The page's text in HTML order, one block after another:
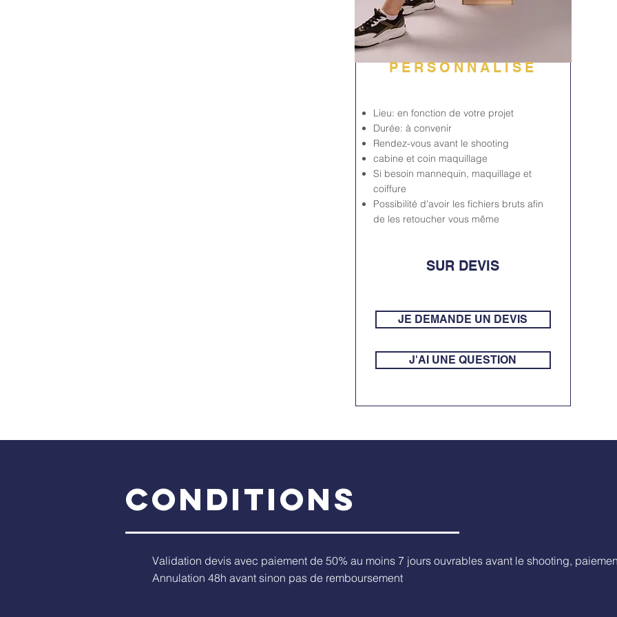
PERSONNALISE
Lieu: en fonction de votre projet
Durée: à convenir
Rendez-vous avant le shooting
cabine et coin maquillage
Si besoin mannequin, maquillage et
coiffure
Possibilité d'avoir les fichiers bruts afin
de les retoucher vous même
SUR DEVIS
JE DEMANDE UN DEVIS
J'AI UNE QUESTION
CONDITIONS
Validation devis avec paiement de 50% au moins 7 jours ouvrables avant le shooting,
Annulation 48h avant sinon pas de remboursement